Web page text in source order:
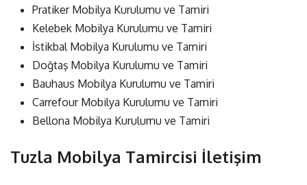
Pratiker Mobilya Kurulumu ve Tamiri
Kelebek Mobilya Kurulumu ve Tamiri
İstikbal Mobilya Kurulumu ve Tamiri
Doğtaş Mobilya Kurulumu ve Tamiri
Bauhaus Mobilya Kurulumu ve Tamiri
Carrefour Mobilya Kurulumu ve Tamiri
Bellona Mobilya Kurulumu ve Tamiri
Tuzla Mobilya Tamircisi İletişim